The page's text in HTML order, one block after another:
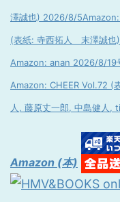
澤誠也) 2026/8/5
(表紙: 寺西拓人 末澤誠
Amazon: anan 2026/8/
Amazon: CHEER Vol.72
人, 藤原丈一郎, 中島健
Amazon (本)